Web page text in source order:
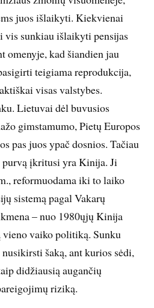
juos išlaikyti. Kiekvienai
vis sunkiau išlaikyti pensijas
omenyje, kad šiandien jau
teigiama reprodukcija,
visas valstybes.
Lietuvai dėl buvusios
gimstamumo, Pietų Europos
pas juos ypač dosnios. Tačiau
įkritusi yra Kinija. Ji
reformuodama iki to laiko
sistemą pagal Vakarų
– nuo 1980ųjų Kinija
vaiko politiką. Sunku
šaką, ant kurios sėdi,
didžiausią augančių
riziką.